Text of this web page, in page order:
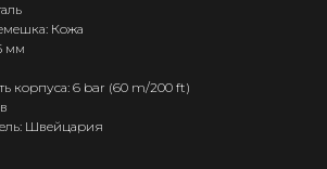
Кожа
мм
корпуса: 6 bar (60 m/200 ft)
Швейцария